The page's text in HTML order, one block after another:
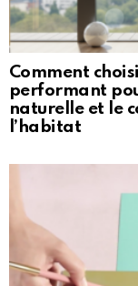
Comment
performant
naturelle et le
l’habitat